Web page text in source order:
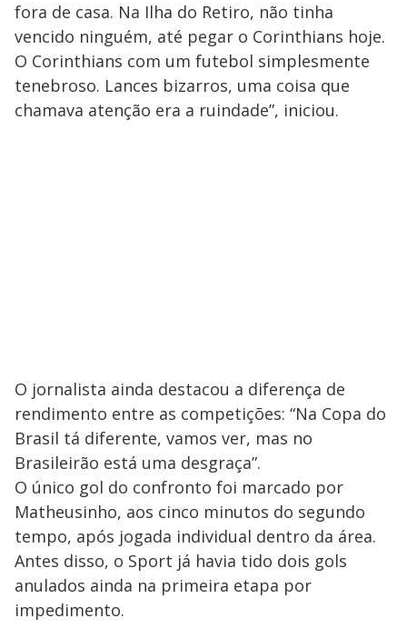
fora de casa. Na Ilha do Retiro, não tinha
vencido ninguém, até pegar o Corinthians hoje.
O Corinthians com um futebol simplesmente
tenebroso. Lances bizarros, uma coisa que
chamava atenção era a ruindade”, iniciou.
O jornalista ainda destacou a diferença de
rendimento entre as competições: “Na Copa do
Brasil tá diferente, vamos ver, mas no
Brasileirão está uma desgraça”.
O único gol do confronto foi marcado por
Matheusinho, aos cinco minutos do segundo
tempo, após jogada individual dentro da área.
Antes disso, o Sport já havia tido dois gols
anulados ainda na primeira etapa por
impedimento.